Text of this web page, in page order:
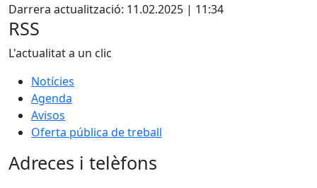
Darrera actualització: 11.02.2025 | 11:34
RSS
L'actualitat a un clic
Notícies
Agenda
Avisos
Oferta pública de treball
Adreces i telèfons